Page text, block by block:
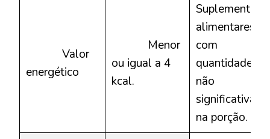
Valor
energético
Menor
ou igual a 4
kcal.
Suplementos
alimentares
com
quantidades
não
significativas
na porção.